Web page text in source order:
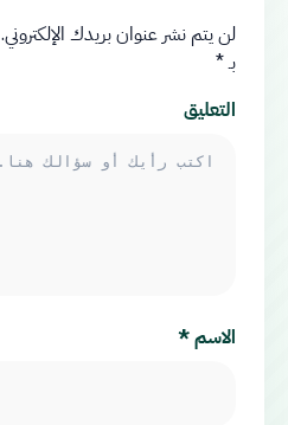
لن يتم نشر عنوان بريدك الإلكتروني.
بـ*
التعليق
الاسم*